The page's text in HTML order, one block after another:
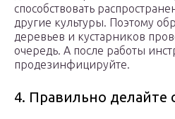
способствовать
другие культуры. Поэтому
деревьев и кустарников
очередь. А после работы
продезинфицируйте.
4. Правильно делайте